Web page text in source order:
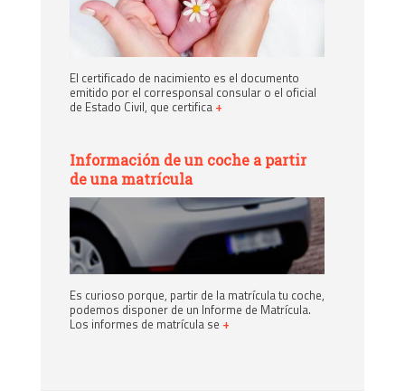
El certificado de nacimiento es el documento
emitido por el corresponsal consular o el oficial
de Estado Civil, que certifica +
Información de un coche a partir
de una matrícula
Es curioso porque, partir de la matrícula tu coche,
podemos disponer de un Informe de Matrícula.
Los informes de matrícula se +